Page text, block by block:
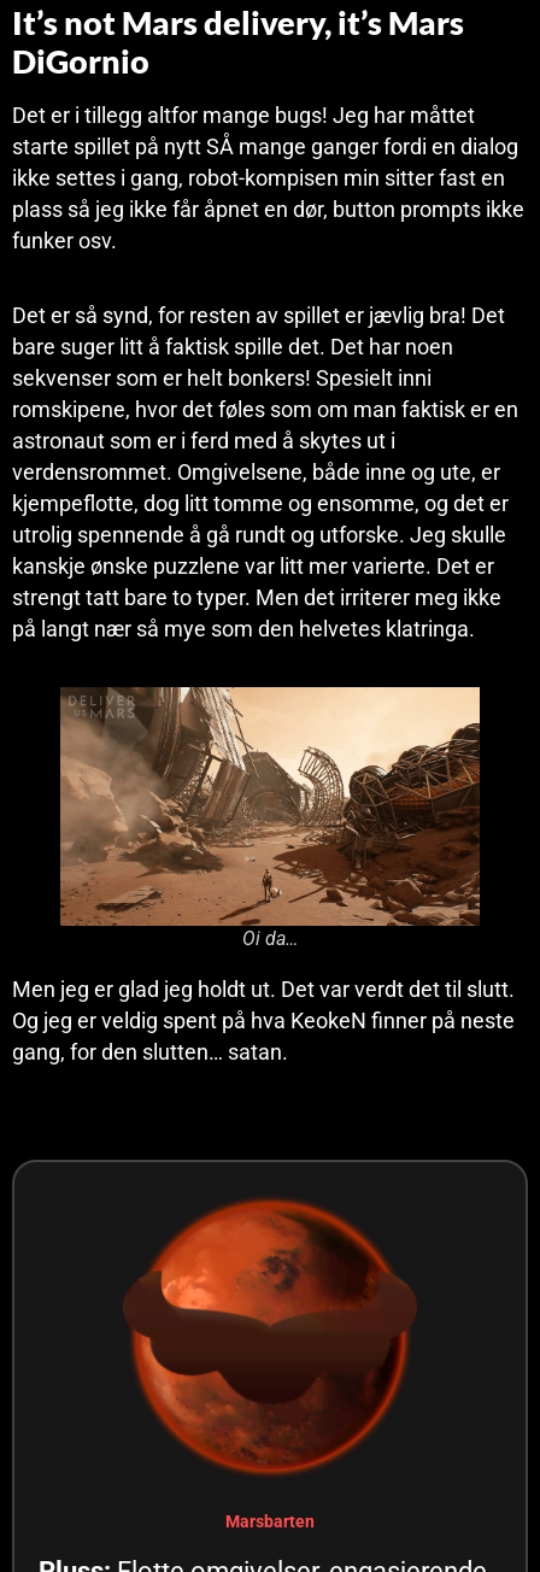
It’s not Mars delivery, it’s Mars
DiGornio
Det er i tillegg altfor mange bugs! Jeg har måttet
starte spillet på nytt SÅ mange ganger fordi en dialog
ikke settes i gang, robot-kompisen min sitter fast en
plass så jeg ikke får åpnet en dør, button prompts ikke
funker osv.
Det er så synd, for resten av spillet er jævlig bra! Det
bare suger litt å faktisk spille det. Det har noen
sekvenser som er helt bonkers! Spesielt inni
romskipene, hvor det føles som om man faktisk er en
astronaut som er i ferd med å skytes ut i
verdensrommet. Omgivelsene, både inne og ute, er
kjempeflotte, dog litt tomme og ensomme, og det er
utrolig spennende å gå rundt og utforske. Jeg skulle
kanskje ønske puzzlene var litt mer varierte. Det er
strengt tatt bare to typer. Men det irriterer meg ikke
på langt nær så mye som den helvetes klatringa.
Oi da…
Men jeg er glad jeg holdt ut. Det var verdt det til slutt.
Og jeg er veldig spent på hva KeokeN finner på neste
gang, for den slutten… satan.
Marsbarten